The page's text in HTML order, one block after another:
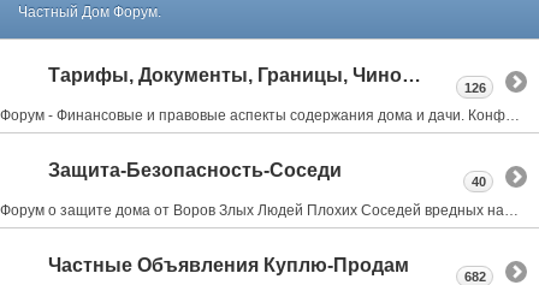
Частный Дом Форум.
Тарифы, Документы, Границы, Чиновники
Форум - Финансовые и правовые аспекты содержания дома и дачи. Конфликты с соседями, властями.
126
Защита-Безопасность-Соседи
Форум о защите дома от Воров Злых Людей Плохих Соседей вредных насекомых и грызунах всё что может испортить нам жизнь в своем доме даче квартире
40
Частные Объявления Куплю-Продам
682